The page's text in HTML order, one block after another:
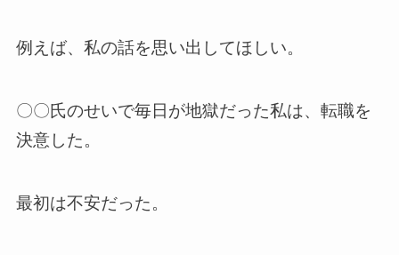
例えば、私の話を思い出してほしい。
〇〇氏のせいで毎日が地獄だった私は、転職を
決意した。
最初は不安だった。